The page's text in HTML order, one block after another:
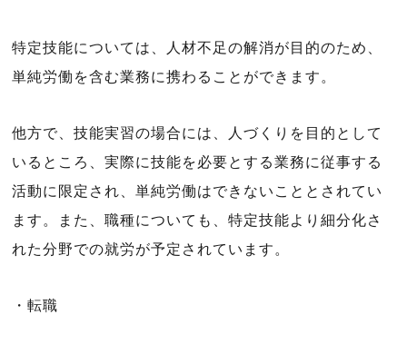
特定技能については、人材不足の解消が目的のため、
単純労働を含む業務に携わることができます。
他方で、技能実習の場合には、人づくりを目的として
いるところ、実際に技能を必要とする業務に従事する
活動に限定され、単純労働はできないこととされてい
ます。また、職種についても、特定技能より細分化さ
れた分野での就労が予定されています。
・転職